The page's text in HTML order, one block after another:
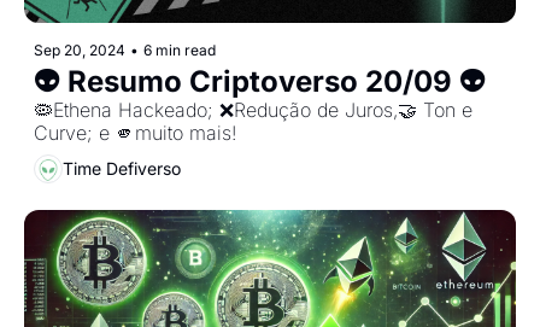
Sep 20, 2024 • 6 min read
👽 Resumo Criptoverso 20/09 👽
🦠Ethena Hackeado; ❌Redução de Juros,🤝 Ton e
Curve; e 🫵muito mais!
Time Defiverso